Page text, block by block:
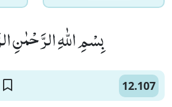
بِسْمِ اللّٰهِ الرَّحْمٰنِ
12.107